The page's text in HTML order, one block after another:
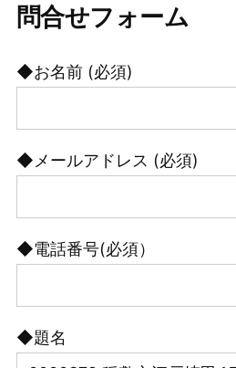
問合せフォーム
◆お名前 (必須)
◆メールアドレス (必須)
◆電話番号(必須）
◆題名